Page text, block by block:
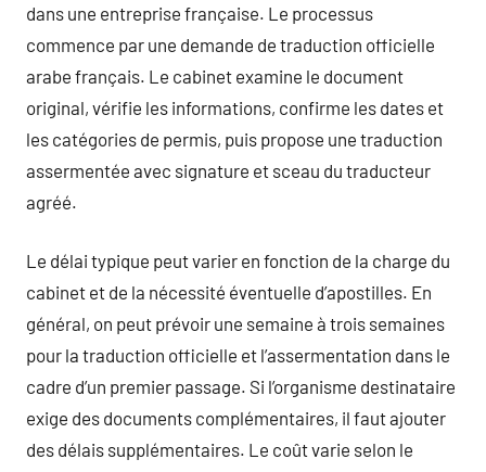
dans une entreprise française. Le processus
commence par une demande de traduction officielle
arabe français. Le cabinet examine le document
original, vérifie les informations, confirme les dates et
les catégories de permis, puis propose une traduction
assermentée avec signature et sceau du traducteur
agréé.
Le délai typique peut varier en fonction de la charge du
cabinet et de la nécessité éventuelle d’apostilles. En
général, on peut prévoir une semaine à trois semaines
pour la traduction officielle et l’assermentation dans le
cadre d’un premier passage. Si l’organisme destinataire
exige des documents complémentaires, il faut ajouter
des délais supplémentaires. Le coût varie selon le